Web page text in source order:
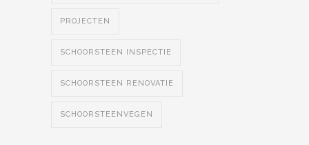
PROJECTEN
SCHOORSTEEN INSPECTIE
SCHOORSTEEN RENOVATIE
SCHOORSTEENVEGEN